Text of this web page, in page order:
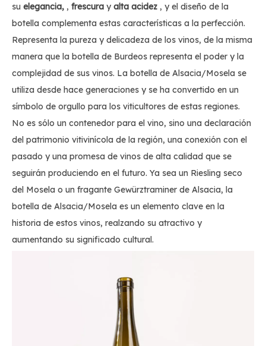
su elegancia, , frescura yalta acidez , y el diseño de la
botella complementa estas características a la perfección.
Representa la pureza y delicadeza de los vinos, de la misma
manera que la botella de Burdeos representa el poder y la
complejidad de sus vinos. La botella de Alsacia/Mosela se
utiliza desde hace generaciones y se ha convertido en un
símbolo de orgullo para los viticultores de estas regiones.
No es sólo un contenedor para el vino, sino una declaración
del patrimonio vitivinícola de la región, una conexión con el
pasado y una promesa de vinos de alta calidad que se
seguirán produciendo en el futuro. Ya sea un Riesling seco
del Mosela o un fragante Gewürztraminer de Alsacia, la
botella de Alsacia/Mosela es un elemento clave en la
historia de estos vinos, realzando su atractivo y
aumentando su significado cultural.